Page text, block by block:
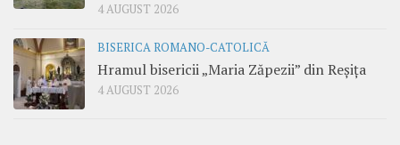
4 AUGUST 2026
BISERICA ROMANO-CATOLICĂ
Hramul bisericii „Maria Zăpezii” din Reșița
4 AUGUST 2026